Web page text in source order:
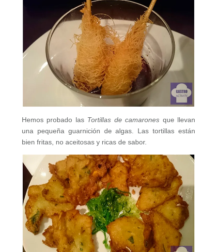
Hemos probado las Tortillas de camarones que llevan
una pequeña guarnición de algas. Las tortillas están
bien fritas, no aceitosas y ricas de sabor.